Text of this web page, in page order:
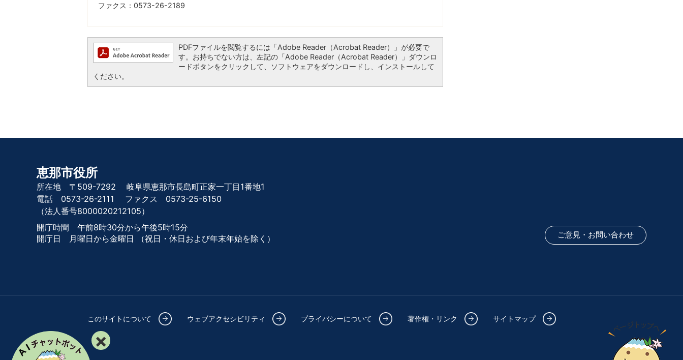
ファクス：0573-26-2189
PDFファイルを閲覧するには「Adobe Reader（Acrobat Reader）」が必要で
す。お持ちでない方は、左記の「Adobe Reader（Acrobat Reader）」ダウンロ
ードボタンをクリックして、ソフトウェアをダウンロードし、インストールして
ください。
恵那市役所
所在地 〒509-7292
岐阜県恵那市長島町正家一丁目1番地1
電話 0573-26-2111
ファクス 0573-25-6150
（法人番号8000020212105）
開庁時間 午前8時30分から午後5時15分
開庁日 月曜日から金曜日
（祝日・休日および年末年始を除く） ご意見・お問い合わせ
このサイトについて ウェブアクセシビリティ プライバシーについて 著作権・リンク サイトマップ
×